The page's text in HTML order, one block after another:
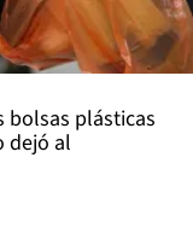
bolsas plásticas
dejó al